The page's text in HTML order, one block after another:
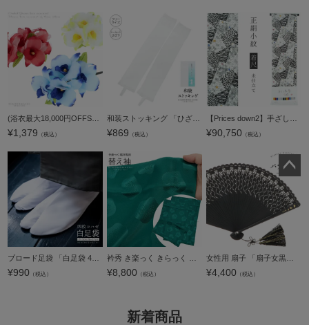
¥1,379 （税込） ¥869 （税込） ¥90,750 （税込）
¥990 （税込） ¥8,800 （税込）
女性用 扇子 「扇子女黒染竹バラ透かしNo,5569」 おしゃれ 夏扇子 女物扇子 薔薇 透かし彫り 誕生日 母の日 敬老の日 贈り物 プレゼント ギフト 【メール便不可】
¥4,400 （税込）
新着商品
ペー
ジト
ップ
へ